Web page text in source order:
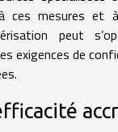
ces mesures et
peut
exigences de